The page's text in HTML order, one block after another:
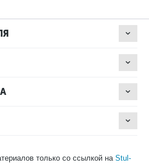
только со ссылкой на Stul-